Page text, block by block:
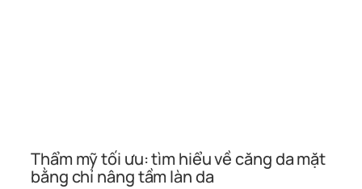
Thẩm mỹ tối ưu: tìm hiểu về căng da mặt
bằng chỉ nâng tầm làn da